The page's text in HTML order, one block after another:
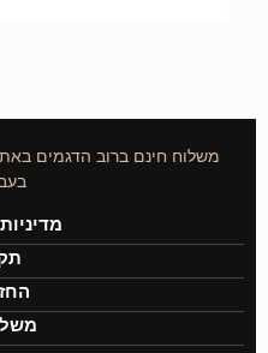
משלוח חינם ברוב הדגמים